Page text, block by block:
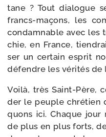
tane ? Tout dia­logue
francs-​maçons, les
condam­nable avec les
chie, en France,
ser un cer­tain esprit
défendre les véri­tés de
Voilà, très Saint-​Père,
der le peuple chré­tien
quons ici. Chaque jour
de plus en plus forts,